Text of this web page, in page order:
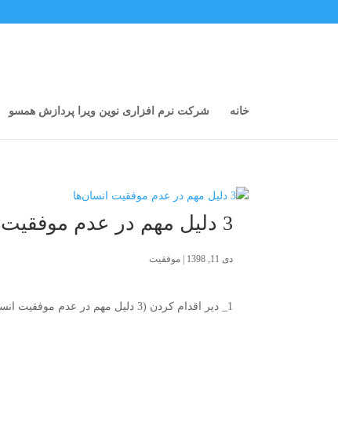
خانه شرکت نرم افزاری نوین ویرا پردازش همسو
3 دلیل مهم در عدم موفقیت انسان‌ها
دی 11, 1398 |موفقیت
1_ دیر اقدام کردن (3 دلیل مهم در عدم موفقیت انسان‌ها) اگر نیازی در جامعه می‌بینید و برای رفع آن یک ایده عالی دارید، یا به شغل خاصی علاقه دارید و...